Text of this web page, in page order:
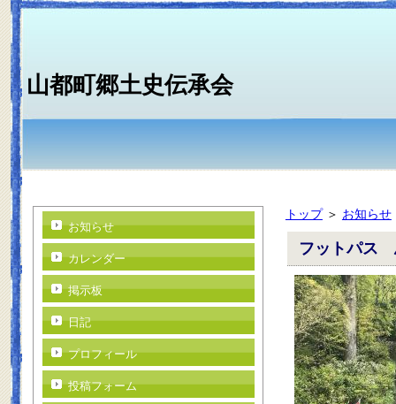
山都町郷土史伝承会
トップ＞ お知らせ
フットパス
お知らせ
カレンダー
掲示板
日記
プロフィール
投稿フォーム